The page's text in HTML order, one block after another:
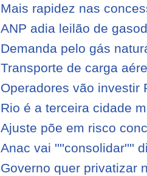
Mais rapidez nas
ANP adia leilão de
Demanda pelo gás
Transporte de carga
Operadores vão investir
Rio é a terceira cidade
Ajuste põe em risco
Anac vai ''''consolidar''''
Governo quer privatizar